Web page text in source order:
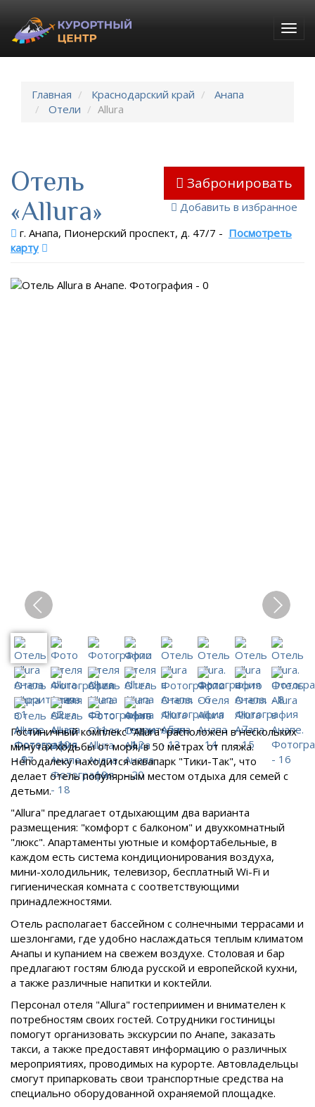
Главная Краснодарский край
Анапа
Отели
Allura
Забронировать
Добавить в избранное
Отель
«Allura»
г. Анапа, Пионерский проспект, д. 47/7 - Посмотреть
карту
Гостиничный комплекс "Allura" расположен в нескольких
минутах ходьбы от моря, в 50 метрах от пляжа.
Неподалеку находится аквапарк "Тики-Так", что
делает отель популярным местом отдыха для семей с
детьми.
"Allura" предлагает отдыхающим два варианта
размещения: "комфорт с балконом" и двухкомнатный
"люкс". Апартаменты уютные и комфортабельные, в
каждом есть система кондиционирования воздуха,
мини-холодильник, телевизор, бесплатный Wi-Fi и
гигиеническая комната с соответствующими
принадлежностями.
Отель располагает бассейном с солнечными террасами и
шезлонгами, где удобно наслаждаться теплым климатом
Анапы и купанием на свежем воздухе. Столовая и бар
предлагают гостям блюда русской и европейской кухни,
а также различные напитки и коктейли.
Персонал отеля "Allura" гостеприимен и внимателен к
потребностям своих гостей. Сотрудники гостиницы
помогут организовать экскурсии по Анапе, заказать
такси, а также предоставят информацию о различных
мероприятиях, проводимых на курорте. Автовладельцы
смогут припарковать свои транспортные средства на
специально оборудованной охраняемой площадке.